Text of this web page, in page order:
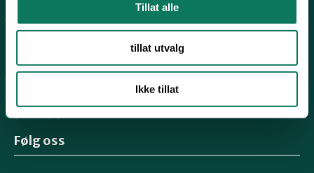
Tillat alle
tillat utvalg
Ikke tillat
Konto# 9365 15 88969
Arbeidsprogram
Slåttekurs
Følg oss